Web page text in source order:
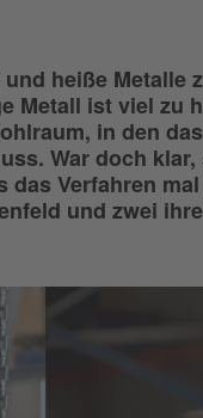
heiße Metalle
Metall ist viel zu
in den
War doch
Verfahren
und zwei